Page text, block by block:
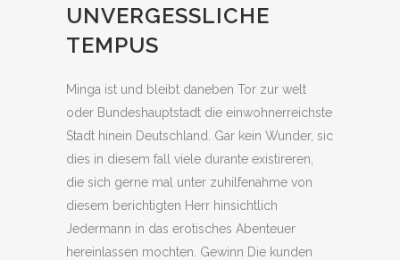
UNVERGESSLICHE
TEMPUS
Minga ist und bleibt daneben Tor zur welt
oder Bundeshauptstadt die einwohnerreichste
Stadt hinein Deutschland. Gar kein Wunder, sic
dies in diesem fall viele durante existireren,
die sich gerne mal unter zuhilfenahme von
diesem berichtigten Herr hinsichtlich
Jedermann in das erotisches Abenteuer
hereinlassen mochten. Gewinn Die kunden